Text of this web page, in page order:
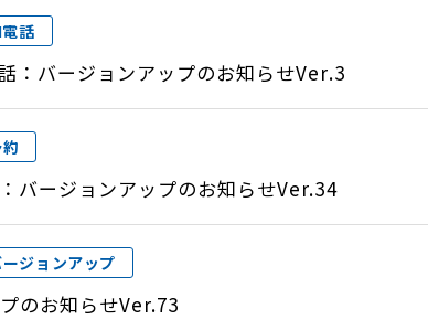
話
：バージョンアップのお知らせVer.3
バージョンアップのお知らせVer.34
ジョンアップ
のお知らせVer.73